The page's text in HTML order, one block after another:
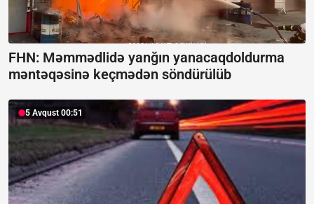
FHN: Məmmədlidə yanğın yanacaqdoldurma
məntəqəsinə keçmədən söndürülüb
5 Avqust 00:51